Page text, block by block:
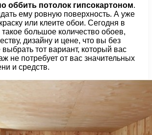
оббить потолок гипсокартоном.
ему ровную поверхность. А уже
или клеите обои. Сегодня в
большое количество обоев,
дизайну и цене, что вы без
тот вариант, который вас
не потребует от вас значительных
и средств.